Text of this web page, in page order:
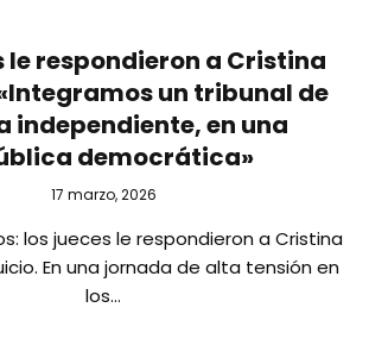
le respondieron a Cristina
un tribunal de
independiente, en una
democrática»
17 marzo, 2026
los jueces le respondieron a Cristina
En una jornada de alta tensión en
los…